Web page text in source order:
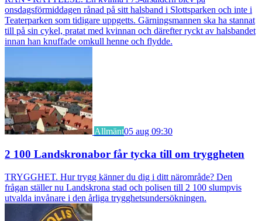
onsdagsförmiddagen rånad på sitt halsband i Slottsparken och inte i
Teaterparken som tidigare uppgetts. Gärningsmannen ska ha stannat
till på sin cykel, pratat med kvinnan och därefter ryckt av halsbandet
innan han knuffade omkull henne och flydde.
Allmänt05 aug 09:30
2 100 Landskronabor får tycka till om tryggheten
TRYGGHET. Hur trygg känner du dig i ditt närområde? Den
frågan ställer nu Landskrona stad och polisen till 2 100 slumpvis
utvalda invånare i den årliga trygghetsundersökningen.